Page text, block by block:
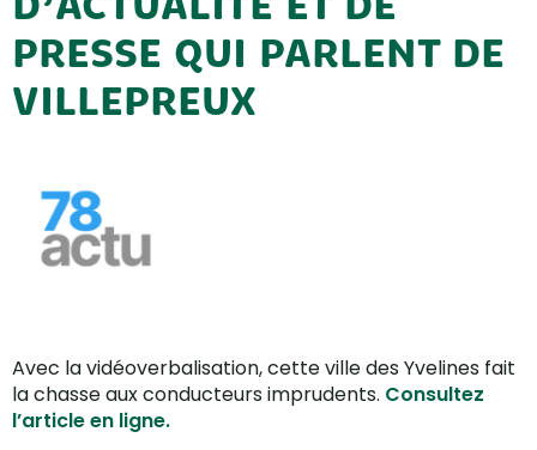
PRESSE QUI PARLENT DE
VILLEPREUX
Avec la vidéoverbalisation, cette ville des Yvelines fait
la chasse aux conducteurs imprudents. Consultez
l’article en ligne.